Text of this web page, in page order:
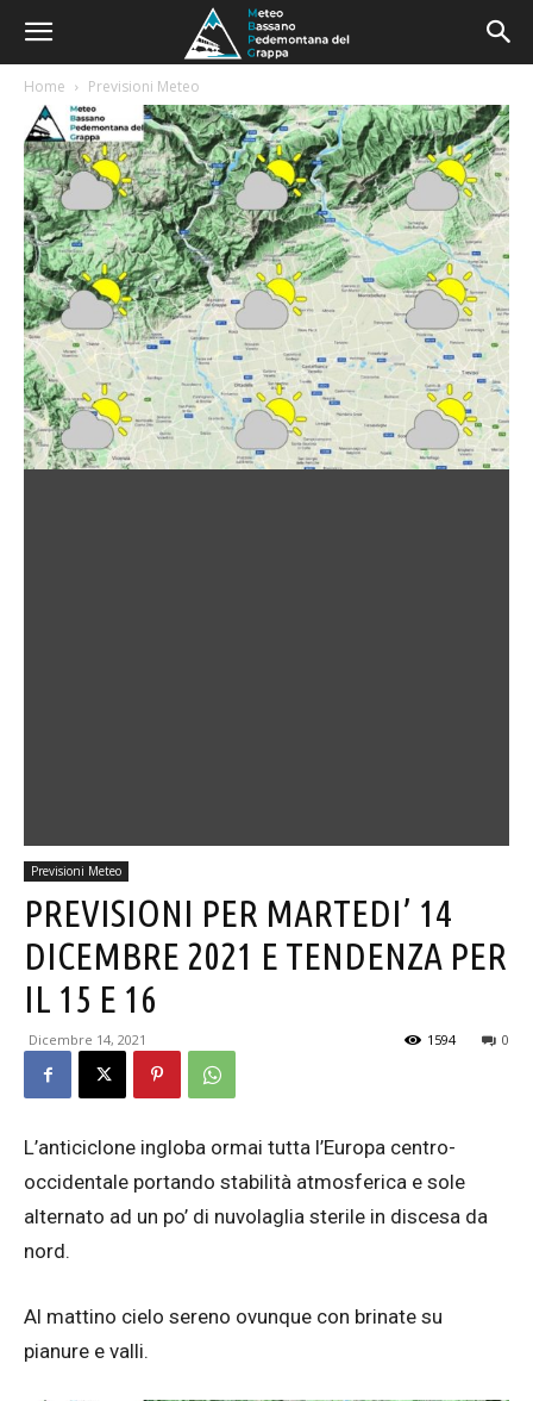
Home Previsioni Meteo
Previsioni Meteo
PREVISIONI PER MARTEDI’ 14
DICEMBRE 2021 E TENDENZA PER
IL 15 E 16
Dicembre 14, 2021 0
1594
L’anticiclone ingloba ormai tutta l’Europa centro-
occidentale portando stabilità atmosferica e sole
alternato ad un po’ di nuvolaglia sterile in discesa da
nord.
Al mattino cielo sereno ovunque con brinate su
pianure e valli.